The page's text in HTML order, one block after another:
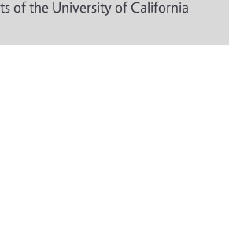
of the University of California